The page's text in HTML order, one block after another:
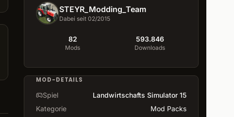
STEYR_Modding_Team
Dabei seit 02/2015
82
Mods
593.846
Downloads
MOD-DETAILS
Spiel
Landwirtschafts Simulator 15
Kategorie
Mod Packs